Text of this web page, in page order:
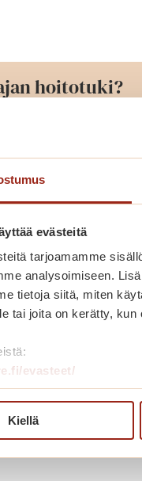
evästeitä
tarjoamamme
analysoimiseen.
tietoja siitä, miten
tai joita on kerätty,
evasteet/
Kiellä
hoitotuki?
on
sekä hoitoa.